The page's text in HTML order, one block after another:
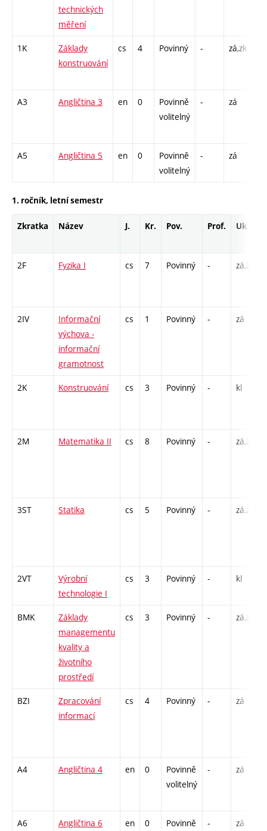
technických
měření
1K
Základy
konstruování
cs 4 Povinný - zá,zk
A3 Angličtina 3 en 0
Povinně
volitelný
- zá
A5 Angličtina 5 en 0
Povinně
volitelný
- zá
1. ročník, letní semestr
Zkratka Název J. Kr. Pov. Prof. Uk.
2F Fyzika I cs 7 Povinný - zá,zk
2IV
Informační
výchova -
informační
gramotnost
cs 1 Povinný - zá
2K Konstruování cs 3 Povinný - kl
2M Matematika II cs 8 Povinný - zá,zk
3ST Statika cs 5 Povinný - zá,zk
2VT
Výrobní
technologie I
cs 3 Povinný - kl
BMK
Základy
managementu
kvality a
životního
prostředí
cs 3 Povinný - zá,zk
BZI
Zpracování
informací
cs 4 Povinný - zá
A4 Angličtina 4 en 0
Povinně
volitelný
- zá
A6 Angličtina 6 en 0
Povinně
- zá